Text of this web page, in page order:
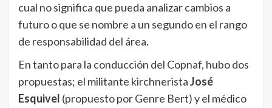
cual no significa que pueda analizar cambios a
futuro o que se nombre a un segundo en el rango
de responsabilidad del área.
En tanto para la conducción del Copnaf, hubo dos
propuestas; el militante kirchneristaJosé
Esquivel (propuesto por Genre Bert) y el médico